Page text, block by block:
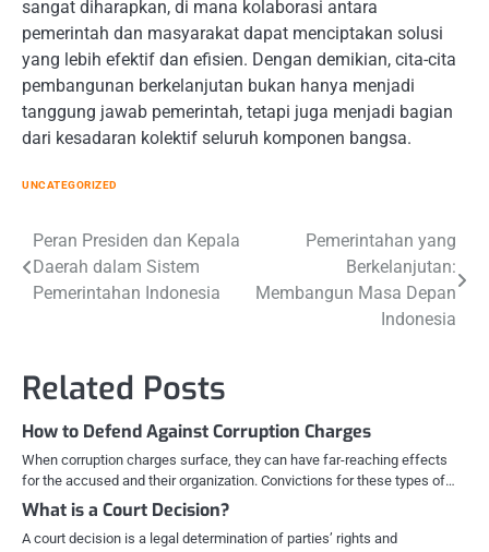
sangat diharapkan, di mana kolaborasi antara
pemerintah dan masyarakat dapat menciptakan solusi
yang lebih efektif dan efisien. Dengan demikian, cita-cita
pembangunan berkelanjutan bukan hanya menjadi
tanggung jawab pemerintah, tetapi juga menjadi bagian
dari kesadaran kolektif seluruh komponen bangsa.
UNCATEGORIZED
Post
navigation
Peran Presiden dan Kepala
Daerah dalam Sistem
Pemerintahan Indonesia
Pemerintahan yang
Berkelanjutan:
Membangun Masa Depan
Indonesia
Related Posts
How to Defend Against Corruption Charges
When corruption charges surface, they can have far-reaching effects
for the accused and their organization. Convictions for these types of…
What is a Court Decision?
A court decision is a legal determination of parties’ rights and